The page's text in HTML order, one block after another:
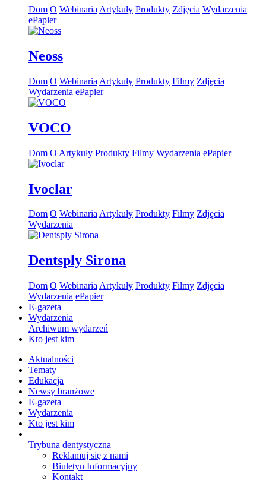
Dom O Webinaria Artykuły Produkty Zdjęcia Wydarzenia
ePapier
Neoss
Dom O Webinaria Artykuły Produkty Filmy Zdjęcia
Wydarzenia ePapier
VOCO
Dom O Artykuły Produkty Filmy Wydarzenia ePapier
Ivoclar
Dom O WebinariaArtykuły Produkty Filmy Zdjęcia
Wydarzenia
Dentsply Sirona
Dom O Webinaria Artykuły Produkty Filmy Zdjęcia
Wydarzenia ePapier
E-gazeta
Wydarzenia
Archiwum wydarzeń
Kto jest kim
Aktualności
Tematy
Edukacja
Newsy branżowe
E-gazeta
Wydarzenia
Kto jest kim
Trybuna dentystyczna
Reklamuj się z nami
Biuletyn Informacyjny
Kontakt